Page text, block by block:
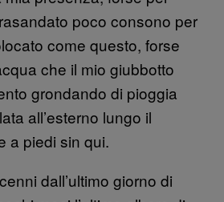
poco consono per
come questo, forse
che il mio giubbotto
grondando di pioggia
all’esterno lungo il
a piedi sin qui.
dall’ultimo giorno di